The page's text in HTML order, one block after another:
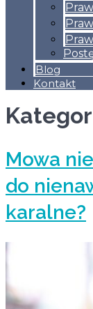
Blog
Kontakt
Mowa
do
karalne?